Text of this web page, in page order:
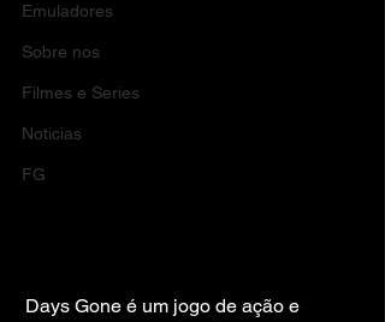
Emuladores
Sobre nos
Filmes e Series
Noticias
FG
Days Gone é um jogo de ação e